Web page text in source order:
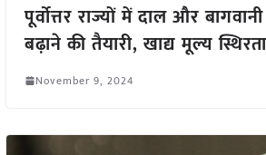
पूर्वोत्तर राज्यों में दाल और
बढ़ाने की तैयारी, खाद्य मूल्य
November 9, 2024